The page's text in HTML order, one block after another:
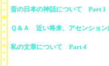
昔の日本の神話について Part 1
Ｑ＆Ａ 近い将来、アセンショ
私の文章について Part 4